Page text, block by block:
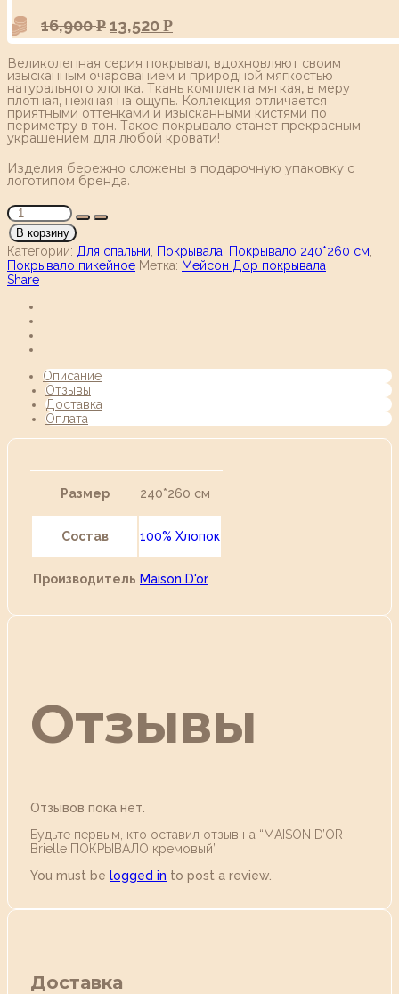
16,900Р 13,520 Р
Великолепная серия покрывал, вдохновляют своим
изысканным очарованием и природной мягкостью
натурального хлопка. Ткань комплекта мягкая, в меру
плотная, нежная на ощупь. Коллекция отличается
приятными оттенками и изысканными кистями по
периметру в тон. Такое покрывало станет прекрасным
украшением для любой кровати!
Изделия бережно сложены в подарочную упаковку с
логотипом бренда.
В корзину
Категории: Для спальни Покрывала Покрывало 240*260 см
Покрывало пикейное Метка: Мейсон Дор покрывала
Share
Описание
Отзывы
Доставка
Оплата
Размер 240*260 см
Состав 100% Хлопок
Производитель Maison D'or
Отзывы
Отзывов пока нет.
Будьте первым, кто оставил отзыв на “MAISON D’OR
Brielle ПОКРЫВАЛО кремовый”
You must be logged in to post a review.
Доставка